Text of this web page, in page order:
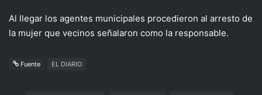
Al llegar los agentes municipales procedieron al arresto de
la mujer que vecinos señalaron como la responsable.
Fuente EL DIARIO